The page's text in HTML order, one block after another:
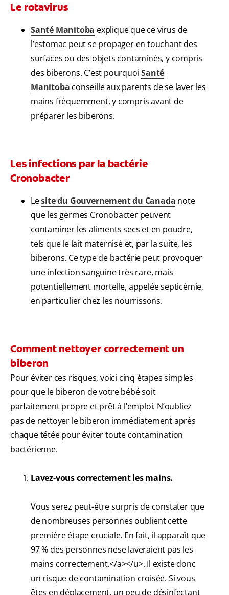
Le rotavirus
Santé Manitoba explique que ce virus de
l’estomac peut se propager en touchant des
surfaces ou des objets contaminés, y compris
des biberons. C’est pourquoiSanté
Manitoba conseille aux parents de se laver les
mains fréquemment, y compris avant de
préparer les biberons.
Les infections par la bactérie
Cronobacter
Lesite du Gouvernement du Canada note
que les germes Cronobacter peuvent
contaminer les aliments secs et en poudre,
tels que le lait maternisé et, par la suite, les
biberons. Ce type de bactérie peut provoquer
une infection sanguine très rare, mais
potentiellement mortelle, appelée septicémie,
en particulier chez les nourrissons.
Comment nettoyer correctement un
biberon
Pour éviter ces risques, voici cinq étapes simples
pour que le biberon de votre bébé soit
parfaitement propre et prêt à l’emploi. N’oubliez
pas de nettoyer le biberon immédiatement après
chaque tétée pour éviter toute contamination
bactérienne.
Lavez-vous correctement les mains.
Vous serez peut-être surpris de constater que
de nombreuses personnes oublient cette
première étape cruciale. En fait, il apparaît que
97 % des personnes nese laveraient pas les
mains correctement.</a></u>. Il existe donc
un risque de contamination croisée. Si vous
êtes en déplacement, un peu de désinfectant